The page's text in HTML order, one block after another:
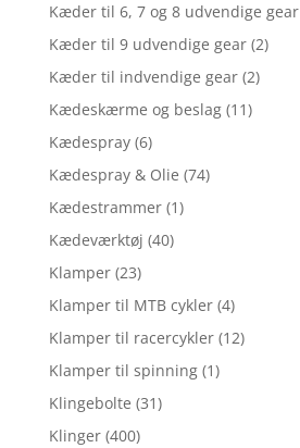
Kæder til 6, 7 og 8 udvendige gear
Kæder til 9 udvendige gear (2)
Kæder til indvendige gear (2)
Kædeskærme og beslag (11)
Kædespray (6)
Kædespray & Olie (74)
Kædestrammer (1)
Kædeværktøj (40)
Klamper (23)
Klamper til MTB cykler (4)
Klamper til racercykler (12)
Klamper til spinning (1)
Klingebolte (31)
Klinger (400)